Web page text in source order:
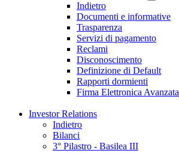
Indietro
Documenti e informative
Trasparenza
Servizi di pagamento
Reclami
Disconoscimento
Definizione di Default
Rapporti dormienti
Firma Elettronica Avanzata
Investor Relations
Indietro
Bilanci
3° Pilastro - Basilea III